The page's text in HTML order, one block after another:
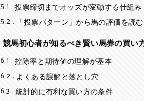
5.1
投票締切までオッズが変動する仕組み
5.2 「投票パターン」から馬の評価を読む
競馬初心者が知るべき賢い馬券の買い
6.1
控除率と期待値の理解が基本
6.2 よくある誤解と落とし穴
6.3 統計的に有利な買い方の条件